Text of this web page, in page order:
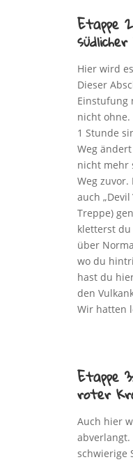
Etappe
Hier wird
Dieser
Einstufung
nicht
1 Stunde
Weg
nicht mehr
Weg
auch
Treppe)
kletterst du
über
wo du
hast du
den
Wir hatten
Etappe
roter
Auch hier
abverlangt.
schwierige